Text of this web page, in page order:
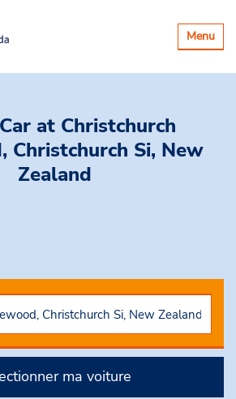
Basculer
la
Menu
at Christchurch
Christchurch Si, New
Zealand
ma voiture